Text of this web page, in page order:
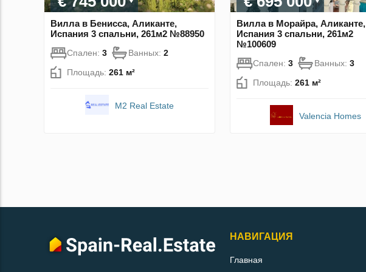
Вилла в Бенисса, Аликанте,
Испания 3 спальни, 261м2 №88950
Спален: 3 Ванных: 2
Площадь: 261 м²
M2 Real Estate
Вилла в Морайра, Аликанте,
Испания 3 спальни, 261м2
№100609
Спален: 3 Ванных: 3
Площадь: 261 м²
Valencia Homes
НАВИГАЦИЯ
Главная